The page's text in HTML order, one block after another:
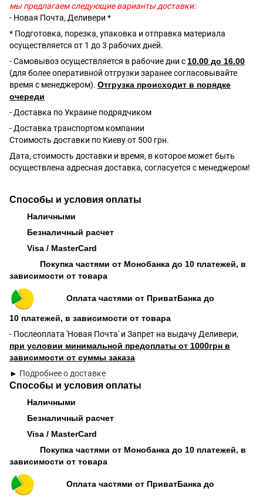
мы предлагаем следующие варианты доставки:
- Новая Почта, Деливери *
* Подготовка, порезка, упаковка и отправка материала
осуществляется от 1 до 3 рабочих дней.
- Самовывоз осуществляется в рабочие дни с 10.00 до 16.00
(для более оперативной отгрузки заранее согласовывайте
время с менеджером). Отгрузка происходит в порядке
очереди
- Доставка по Украине подрядчиком
- Доставка транспортом компании
Стоимость доставки по Киеву от 500 грн.
Дата, стоимость доставки и время, в которое может быть
осуществлена адресная доставка, согласуется с менеджером!
Способы и условия оплаты
Наличными
Безналичный расчет
Visa / MasterCard
Покупка частями от Монобанка до 10 платежей, в
зависимости от товара
Оплата частями от ПриватБанка до
10 платежей, в зависимости от товара
- Послеоплата 'Новая Почта' и Запрет на выдачу Деливери,
при условии минимальной предоплаты от 1000грн в
зависимости от суммы заказа
► Подробнее о доставке
Способы и условия оплаты
Наличными
Безналичный расчет
Visa / MasterCard
Покупка частями от Монобанка до 10 платежей, в
зависимости от товара
Оплата частями от ПриватБанка до